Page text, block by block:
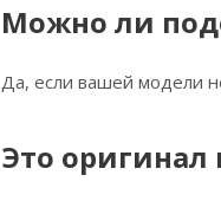
Можно ли
Да, если вашей модели
Это оригинал